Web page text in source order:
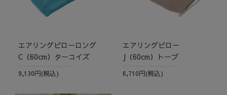
エアリングピローロング
C（60cm）ターコイズ
9,130円(税込)
エアリングピロー
J（60cm）トープ
6,710円(税込)